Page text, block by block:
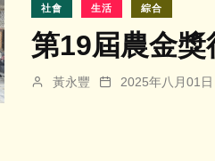
社會 生活 綜合
第19屆農金
黃永豐 2025年八月01日